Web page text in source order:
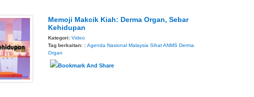
Memoji Makcik Kiah: Derma Organ, Sebar
Kehidupan
Kategori: Video
Tag berkaitan: : Agenda Nasional Malaysia SihatANMS Derma
Organ